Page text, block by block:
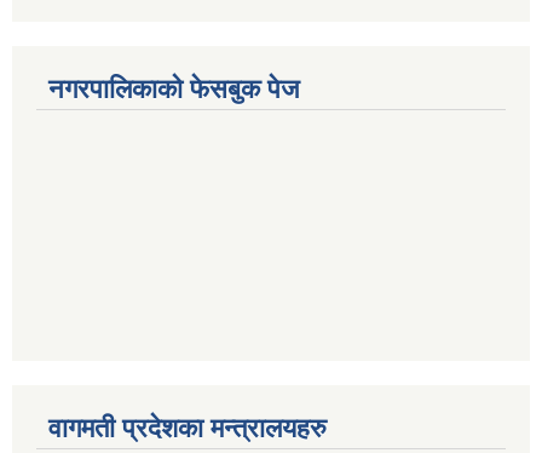
नगरपालिकाको फेसबुक पेज
वागमती प्रदेशका मन्त्रालयहरु